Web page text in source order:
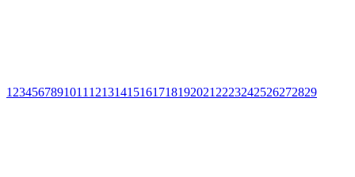
1 234567891011 12131415161718192021 2223242526272829